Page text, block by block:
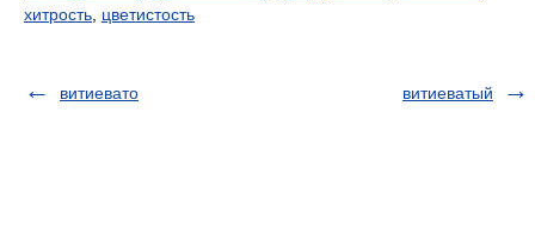
хитрость цветистость
витиевато витиеватый